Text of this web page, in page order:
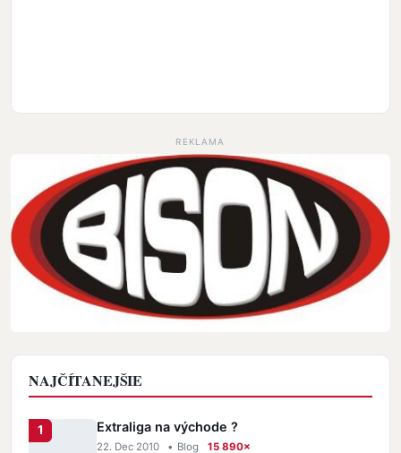
REKLAMA
NAJČÍTANEJŠIE
Extraliga na východe ?
22. Dec 2010 • Blog 15 890×